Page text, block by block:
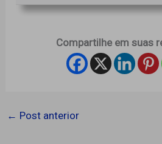
Compartilhe em suas
← Post anterior